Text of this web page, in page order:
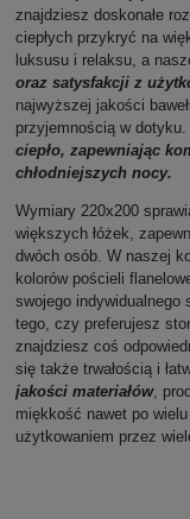
znajdziesz doskonałe
ciepłych przykryć na
luksusu i relaksu, a
oraz satysfakcji z
najwyższej jakości
przyjemnością w dotyku.
ciepło, zapewniając
chłodniejszych nocy.
Wymiary 220x200
większych łóżek,
dwóch osób. W naszej
kolorów pościeli
swojego indywidualnego
tego, czy preferujesz
znajdziesz coś
się także trwałością i
jakości materiałów,
miękkość nawet po
użytkowaniem przez